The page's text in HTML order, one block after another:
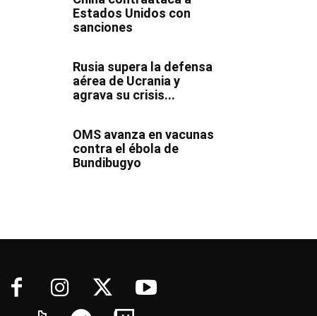
Estados Unidos con
sanciones
Rusia supera la defensa
aérea de Ucrania y
agrava su crisis...
OMS avanza en vacunas
contra el ébola de
Bundibugyo